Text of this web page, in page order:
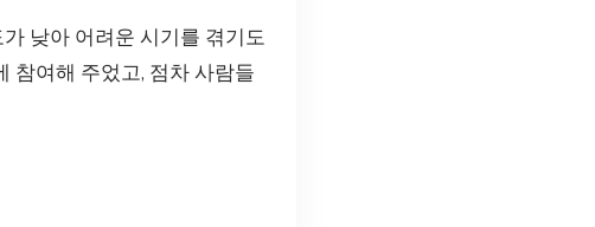
낮아 어려운 시기를 겪기도
참여해 주었고, 점차 사람들